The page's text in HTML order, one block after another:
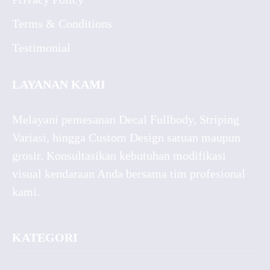
Terms & Conditions
Testimonial
LAYANAN KAMI
Melayani pemesanan Decal Fullbody, Striping
Variasi, hingga Custom Design satuan maupun
grosir. Konsultasikan kebutuhan modifikasi
visual kendaraan Anda bersama tim profesional
kami.
KATEGORI